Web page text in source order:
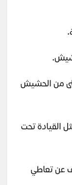
من الحشيش
القيادة تحت